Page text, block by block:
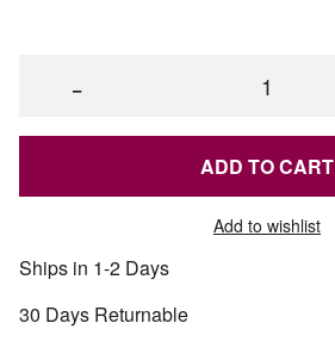
−
ADD TO CART
Add to wishlist
Ships in 1-2 Days
30 Days Returnable